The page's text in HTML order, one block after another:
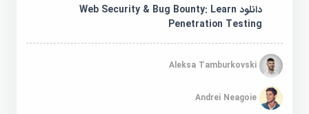
دانلود Web Security & Bug Bounty: Learn
Penetration Testing
Aleksa Tamburkovski
Andrei Neagoie